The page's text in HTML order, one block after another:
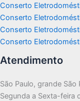
Conserto
Conserto
Conserto
Conserto
Atendimento
São Paulo, grande São
Segunda a Sexta-feira